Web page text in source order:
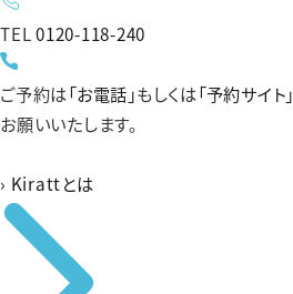
TEL0120-118-240
ご予約は「お電話」もしくは「予約サイト」
お願いいたします。
› Kirattとは